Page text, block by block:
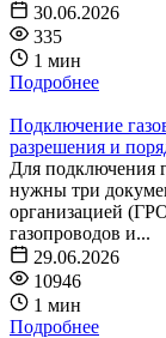
30.06.2026
335
1 мин
Подробнее
Подключение
разрешения и
Для подключения
нужны три
организацией
газопроводов и...
29.06.2026
10946
1 мин
Подробнее